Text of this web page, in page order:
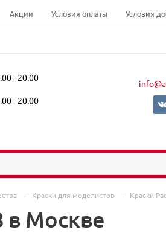
Акции Условия оплаты Условия
- 20.00
- 20.00
- Краски для моделистов - Краски
в Москве